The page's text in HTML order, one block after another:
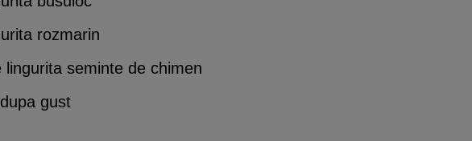
rozmarin
lingurita seminte de chimen
gust